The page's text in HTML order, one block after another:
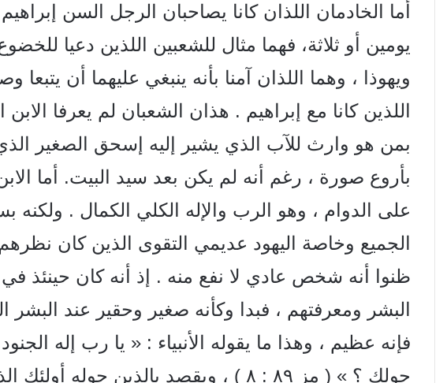
أما الخادمان اللذان كانا يصاحبان الرجل السن
يومين أو ثلاثة، فهما مثال للشعبين اللذين دعيا
ويهوذا ، وهما اللذان آمنا بأنه ينبغي عليهما أن يتبعا
اللذين كانا مع إبراهيم . هذان الشعبان لم يعرفا
بمن هو وارث للآب الذي يشير إليه إسحق الصغير
بأروع صورة ، رغم أنه لم يكن بعد سيد البيت. أما
على الدوام ، وهو الرب والإله الكلي الكمال .
الجميع وخاصة اليهود عديمي التقوى الذين كان
ظنوا أنه شخص عادي لا نفع منه . إذ أنه كان حينئذ
البشر ومعرفتهم ، فبدا وكأنه صغير وحقير عند البشر
فإنه عظيم ، وهذا ما يقوله الأنبياء : « یا رب إله
حولك ؟ » ( مز ۸۹ : ۸ ) ، ويقصد بالذين